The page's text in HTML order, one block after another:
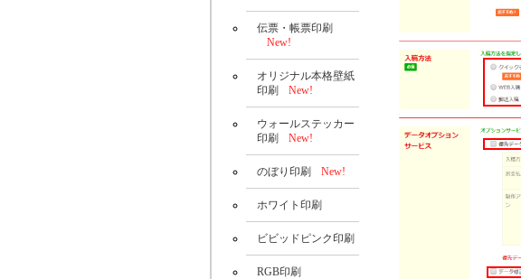
伝票・帳票印刷
New!
オリジナル本格壁紙
印刷
New!
ウォールステッカー
印刷
New!
のぼり印刷 New!
ホワイト印刷
ビビッドピンク印刷
RGB印刷